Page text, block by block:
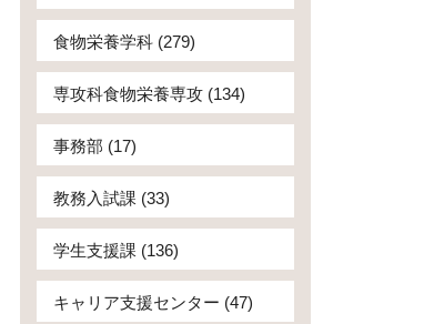
食物栄養学科 (279)
専攻科食物栄養専攻 (134)
事務部 (17)
教務入試課 (33)
学生支援課 (136)
キャリア支援センター (47)